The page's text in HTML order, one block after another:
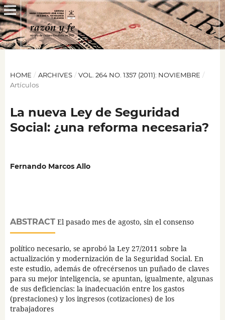
HOME / ARCHIVES / VOL. 264 NO. 1357 (2011): NOVIEMBRE /
Artículos
La nueva Ley de Seguridad
Social: ¿una reforma necesaria?
Fernando Marcos Allo
ABSTRACTEl pasado mes de agosto, sin el consenso
político necesario, se aprobó la Ley 27/2011 sobre la
actualización y modernización de la Seguridad Social. En
este estudio, además de ofrecérsenos un puñado de claves
para su mejor inteligencia, se apuntan, igualmente, algunas
de sus deficiencias: la inadecuación entre los gastos
(prestaciones) y los ingresos (cotizaciones) de los
trabajadores